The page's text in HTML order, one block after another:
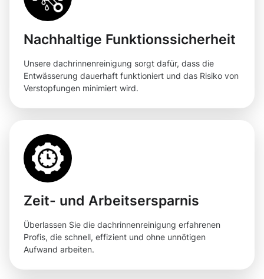
Nachhaltige Funktionssicherheit
Unsere dachrinnenreinigung sorgt dafür, dass die
Entwässerung dauerhaft funktioniert und das Risiko von
Verstopfungen minimiert wird.
Zeit- und Arbeitsersparnis
Überlassen Sie die dachrinnenreinigung erfahrenen
Profis, die schnell, effizient und ohne unnötigen
Aufwand arbeiten.